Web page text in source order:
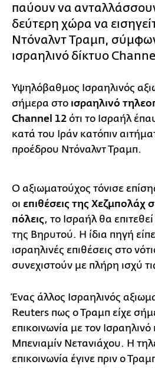
παύουν να
δεύτερη χώρα να
Ντόναλντ Τραμπ,
ισραηλινό δίκτυο
Υψηλόβαθμος Ισραηλινός
σήμερα στο ισραηλινό
Channel 12 ότι το Ισραήλ
κατά του Ιράν κατόπιν
προέδρου Ντόναλντ Τραμπ.
Ο αξιωματούχος τόνισε
οι επιθέσεις της Χεζμπολάχ
πόλεις, το Ισραήλ θα
της Βηρυτού. Η ίδια πηγή
ισραηλινές επιθέσεις στο
συνεχιστούν με πλήρη ισχύ
Ένας άλλος Ισραηλινός
Reuters πως ο Τραμπ είχε
επικοινωνία με τον
Μπενιαμίν Νετανιάχου. Η
επικοινωνία έγινε πριν ο